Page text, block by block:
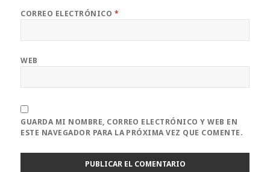
CORREO ELECTRÓNICO *
WEB
GUARDA MI NOMBRE, CORREO ELECTRÓNICO Y WEB EN
ESTE NAVEGADOR PARA LA PRÓXIMA VEZ QUE COMENTE.